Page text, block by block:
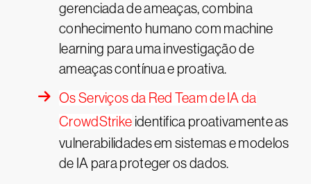
gerenciada de ameaças, combina
conhecimento humano com machine
learning para uma investigação de
ameaças contínua e proativa.
Os Serviços da Red Team de IA da
CrowdStrike identifica proativamente as
vulnerabilidades em sistemas e modelos
de IA para proteger os dados.